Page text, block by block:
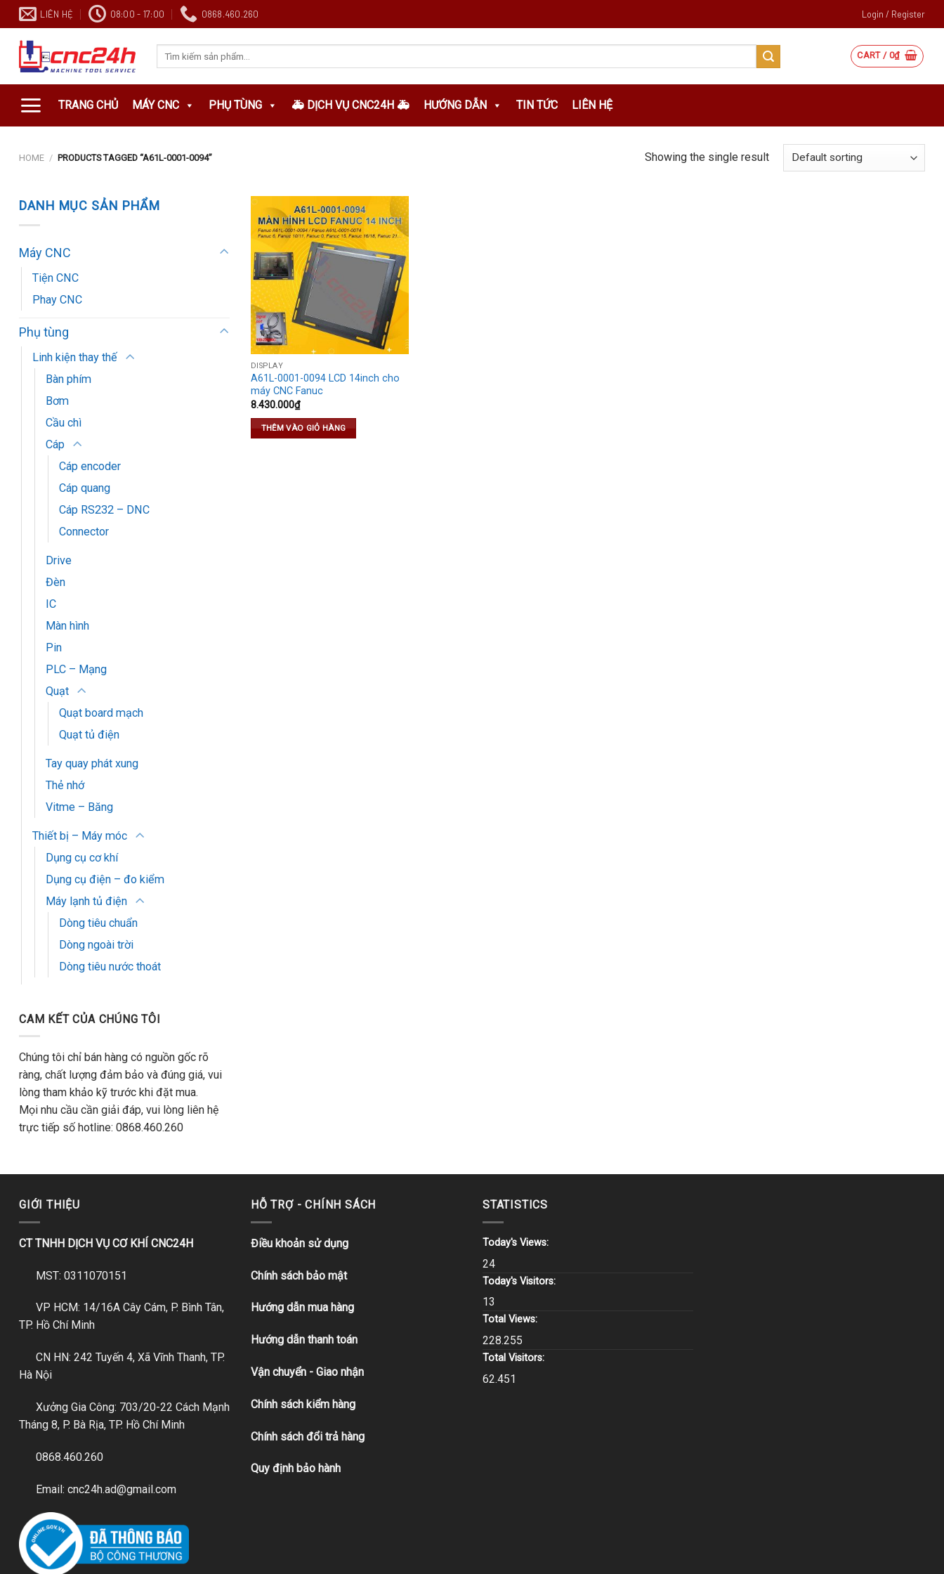
Chuyển
đến
LIÊN HỆ 08:00 - 17:00 0868.460.260 Login / Register
CART / 0₫
TRANG CHỦ MÁY CNC PHỤ TÙNG 🚑 DỊCH VỤ CNC24H 🚑 HƯỚNG DẪN TIN TỨC LIÊN HỆ
HOME / PRODUCTS TAGGED “A61L-0001-0094” Showing the single result
DANH MỤC SẢN PHẨM
Máy CNC
Tiện CNC
Phay CNC
Phụ tùng
Linh kiện thay thế
Bàn phím
Bơm
Cầu chì
Cáp
Cáp encoder
Cáp quang
Cáp RS232 – DNC
Connector
Drive
Đèn
IC
Màn hình
Pin
PLC – Mạng
Quạt
Quạt board mạch
Quạt tủ điện
Tay quay phát xung
Thẻ nhớ
Vitme – Băng
Thiết bị – Máy móc
Dụng cụ cơ khí
Dụng cụ điện – đo kiểm
Máy lạnh tủ điện
Dòng tiêu chuẩn
Dòng ngoài trời
Dòng tiêu nước thoát
CAM KẾT CỦA CHÚNG TÔI
Chúng tôi chỉ bán hàng có nguồn gốc rõ
ràng, chất lượng đảm bảo và đúng giá, vui
lòng tham khảo kỹ trước khi đặt mua.
Mọi nhu cầu cần giải đáp, vui lòng liên hệ
trực tiếp số hotline: 0868.460.260
DISPLAY
A61L-0001-0094 LCD 14inch cho
máy CNC Fanuc
8.430.000₫
THÊM VÀO GIỎ HÀNG
GIỚI THIỆU
CT TNHH DỊCH VỤ CƠ KHÍ CNC24H
MST: 0311070151
VP HCM: 14/16A Cây Cám, P. Bình Tân,
TP. Hồ Chí Minh
CN HN: 242 Tuyến 4, Xã Vĩnh Thanh, TP.
Hà Nội
Xưởng Gia Công: 703/20-22 Cách Mạnh
Tháng 8, P. Bà Rịa, TP. Hồ Chí Minh
0868.460.260
Email: cnc24h.ad@gmail.com
HỖ TRỢ - CHÍNH SÁCH
Điều khoản sử dụng
Chính sách bảo mật
Hướng dẫn mua hàng
Hướng dẫn thanh toán
Vận chuyển - Giao nhận
Chính sách kiểm hàng
Chính sách đổi trả hàng
Quy định bảo hành
STATISTICS
Today's Views:
24
Today's Visitors:
13
Total Views:
228.255
Total Visitors:
62.451